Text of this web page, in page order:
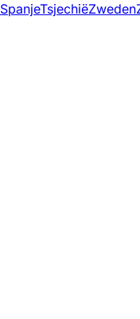
SpanjeTsjechiëZweden